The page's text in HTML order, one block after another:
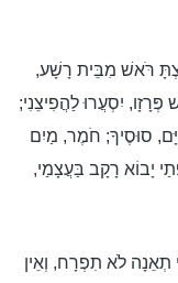
רֹּאשׁ מִבֵּית רָשָׁע,
יִסְעֲרוּ לַהֲפִיצֵנִי;
סוּסֶיךָ; חֹמֶר, מַיִם
יָבוֹא רָקָב בַּעֲצָמַי,
תְאֵנָה לֹא תִפְרָח, וְאֵין